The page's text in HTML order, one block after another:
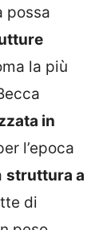
possa
la più
in
l’epoca
struttura a
di